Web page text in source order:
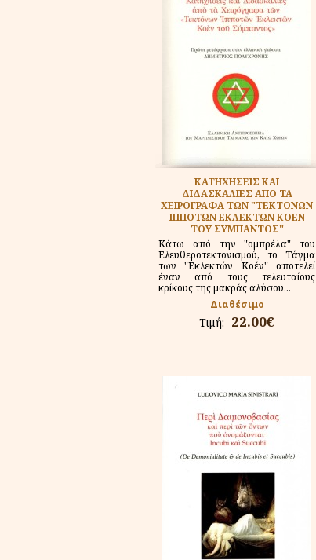
ΚΑΤΗΧΗΣΕΙΣ ΚΑΙ
ΔΙΔΑΣΚΑΛΙΕΣ ΑΠΟ ΤΑ
ΧΕΙΡΟΓΡΑΦΑ ΤΩΝ "ΤΕΚΤΟΝΩΝ
ΙΠΠΟΤΩΝ ΕΚΛΕΚΤΩΝ ΚΟΕΝ
ΤΟΥ ΣΥΜΠΑΝΤΟΣ"
Κάτω από την "ομπρέλα" του
Ελευθεροτεκτονισμού, το Τάγμα
των "Εκλεκτών Κοέν" αποτελεί
έναν από τους τελευταίους
κρίκους της μακράς αλύσου...
Διαθέσιμο
Τιμή: 22.00€